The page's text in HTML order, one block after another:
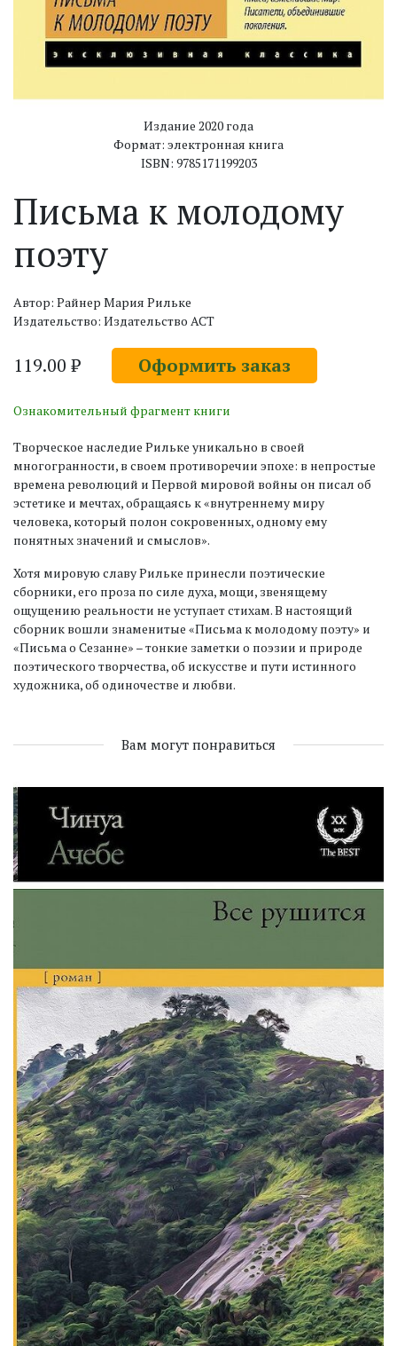
Издание 2020 года
Формат: электронная книга
ISBN: 9785171199203
Письма к молодому
поэту
Автор: Райнер Мария Рильке
Издательство: Издательство АСТ
119.00 ₽ Оформить заказ
Ознакомительный фрагмент книги
Творческое наследие Рильке уникально в своей
многогранности, в своем противоречии эпохе: в непростые
времена революций и Первой мировой войны он писал об
эстетике и мечтах, обращаясь к «внутреннему миру
человека, который полон сокровенных, одному ему
понятных значений и смыслов».
Хотя мировую славу Рильке принесли поэтические
сборники, его проза по силе духа, мощи, звенящему
ощущению реальности не уступает стихам. В настоящий
сборник вошли знаменитые «Письма к молодому поэту» и
«Письма о Сезанне» – тонкие заметки о поэзии и природе
поэтического творчества, об искусстве и пути истинного
художника, об одиночестве и любви.
Вам могут понравиться